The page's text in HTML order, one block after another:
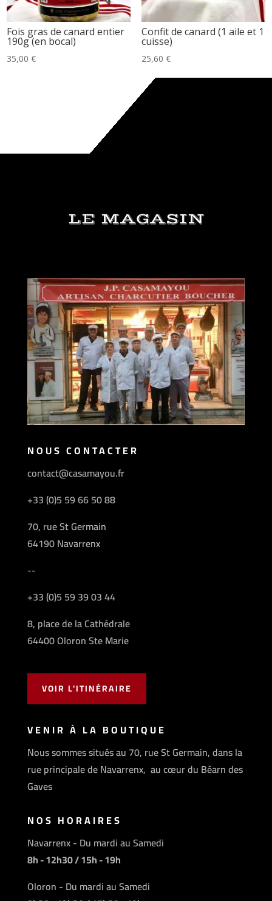
Fois gras de canard entier
190g (en bocal)
35,00€
Confit de canard (1 aile et 1
cuisse)
25,60 €
LE MAGASIN
NOUS CONTACTER
contact@casamayou.fr
+33 (0)5 59 66 50 88
70, rue St Germain
64190 Navarrenx
--
+33 (0)5 59 39 03 44
8, place de la Cathédrale
64400 Oloron Ste Marie
VOIR L'ITINÉRAIRE
VENIR À LA BOUTIQUE
Nous sommes situés au 70, rue St Germain, dans la
rue principale de Navarrenx, au cœur du Béarn des
Gaves
NOS HORAIRES
Navarrenx - Du mardi au Samedi
8h - 12h30 / 15h - 19h
Oloron - Du mardi au Samedi